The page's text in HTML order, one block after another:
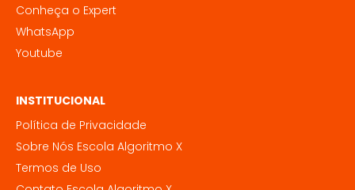
Conheça o Expert
WhatsApp
Youtube
INSTITUCIONAL
Política de Privacidade
Sobre Nós Escola Algoritmo X
Termos de Uso